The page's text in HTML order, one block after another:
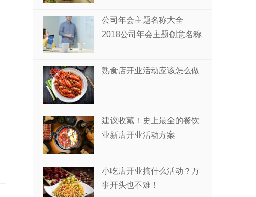
公司年会主题名称大全
2018公司年会主题创意名称
熟食店开业活动应该怎么做
建议收藏！史上最全的餐饮
业新店开业活动方案
小吃店开业搞什么活动？万
事开头也不难！